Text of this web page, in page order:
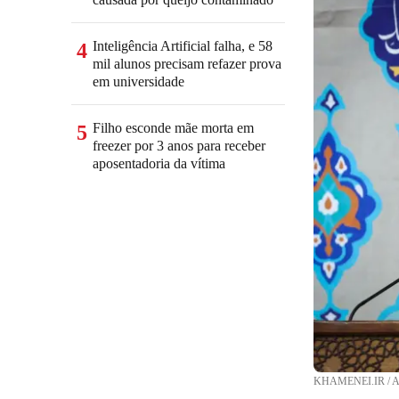
KHAMENEI.IR /
4 Inteligência Artificial falha, e 58
mil alunos precisam refazer prova
em universidade
5 Filho esconde mãe morta em
freezer por 3 anos para receber
aposentadoria da vítima